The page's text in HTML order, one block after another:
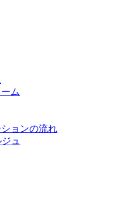
ム
ョンの流れ
ュ